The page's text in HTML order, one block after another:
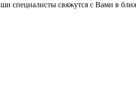
специалисты свяжутся с Вами в